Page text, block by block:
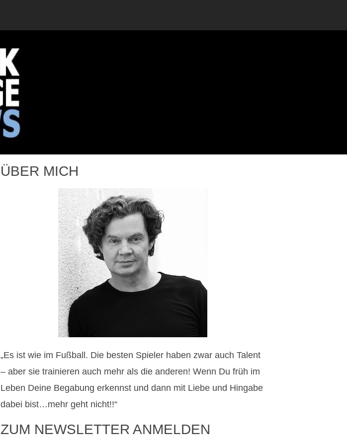
ÜBER MICH
„Es ist wie im Fußball. Die besten Spieler haben zwar auch Talent
– aber sie trainieren auch mehr als die anderen! Wenn Du früh im
Leben Deine Begabung erkennst und dann mit Liebe und Hingabe
dabei bist…mehr geht nicht!!“
ZUM NEWSLETTER ANMELDEN